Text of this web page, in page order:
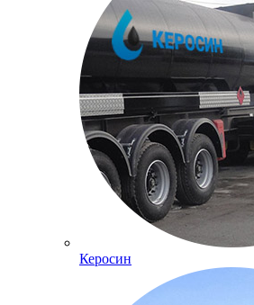
Керосин